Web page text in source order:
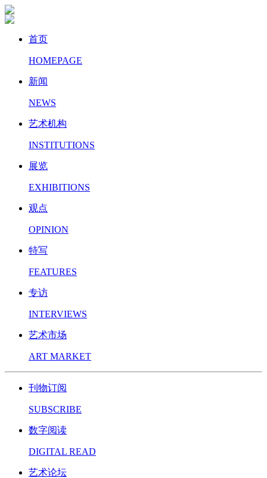
首页
HOMEPAGE
新闻
NEWS
艺术机构
INSTITUTIONS
展览
EXHIBITIONS
观点
OPINION
特写
FEATURES
专访
INTERVIEWS
艺术市场
ART MARKET
刊物订阅
SUBSCRIBE
数字阅读
DIGITAL READ
艺术论坛